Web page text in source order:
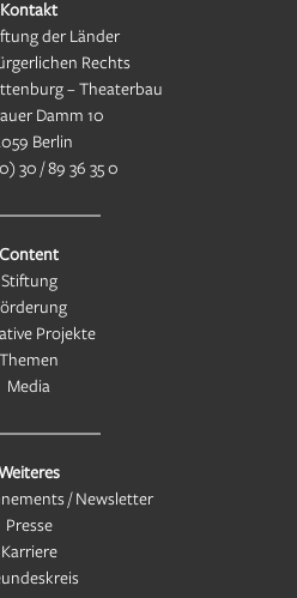
Kontakt
der Länder
Rechts
– Theaterbau
Damm 10
Berlin
30 / 89 36 35 0
Content
Stiftung
Projekte
Themen
Media
/ Newsletter
Presse
Karriere